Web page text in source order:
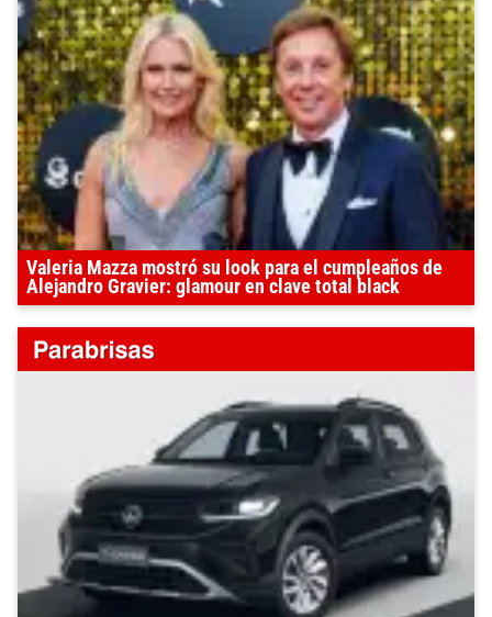
Valeria Mazza mostró su look para el cumpleaños de
Alejandro Gravier: glamour en clave total black